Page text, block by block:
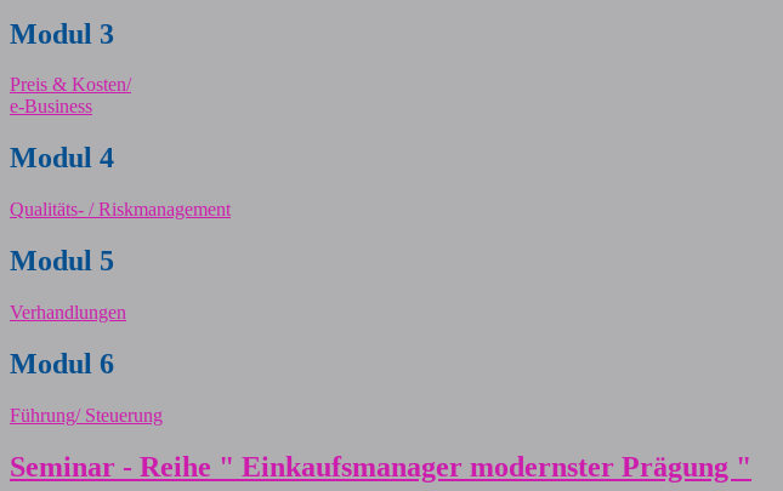
Modul 3
Preis & Kosten/
e-Business
Modul 4
Qualitäts- / Riskmanagement
Modul 5
Verhandlungen
Modul 6
Führung/ Steuerung
Seminar - Reihe " Einkaufsmanager modernster Prägung "